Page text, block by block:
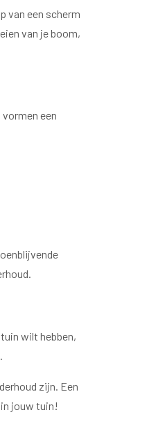
van een scherm
van je boom,
een
wilt hebben,
zijn. Een
jouw tuin!